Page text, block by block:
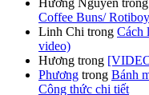
Hương Nguyên trong
Coffee Buns/ Rotiboy
Linh Chi trong Cách
video)
Hương trong
Phương trong Bánh
Công thức chi tiết